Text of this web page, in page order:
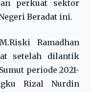
perkuat sektor
Beradat ini.
Ramadhan
setelah dilantik
periode 2021-
Rizal Nurdin